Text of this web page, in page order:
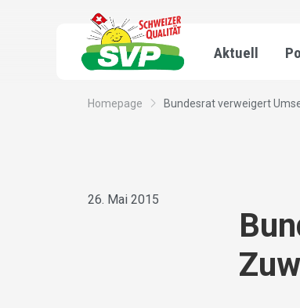
Aktuell
Homepage Bundesrat verweigert
26. Mai 2015